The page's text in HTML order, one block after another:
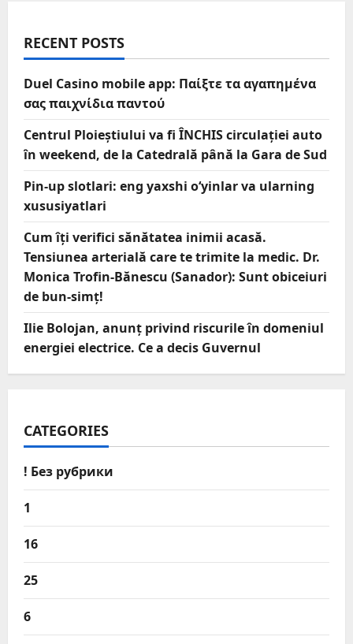
RECENT POSTS
Duel Casino mobile app: Παίξτε τα αγαπημένα
σας παιχνίδια παντού
Centrul Ploieștiului va fi ÎNCHIS circulației auto
în weekend, de la Catedrală până la Gara de Sud
Pin-up slotlari: eng yaxshi o‘yinlar va ularning
xususiyatlari
Cum îți verifici sănătatea inimii acasă.
Tensiunea arterială care te trimite la medic. Dr.
Monica Trofin-Bănescu (Sanador): Sunt obiceiuri
de bun-simț!
Ilie Bolojan, anunț privind riscurile în domeniul
energiei electrice. Ce a decis Guvernul
CATEGORIES
! Без рубрики
1
16
25
6